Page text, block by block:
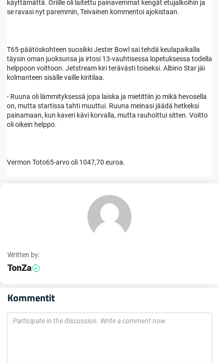
käyttämättä. Oriille oli laitettu painavemmat kengät etujalkoihin ja
se ravasi nyt paremmin, Teivainen kommentoi ajokistaan.
T65-päätöskohteen suosikki Jester Bowl sai tehdä keulapaikalla
täysin oman juoksunsa ja irtosi 13-vauhtisessa lopetuksessa todella
helppoon voittoon. Jetstream kiri terävästi toiseksi. Albino Star jäi
kolmanteen sisälle vaille kiritilaa.
- Ruuna oli lämmityksessä jopa laiska ja mietittiin jo mikä hevosella
on, mutta startissa tahti muuttui. Ruuna meinasi jäädä hetkeksi
painamaan, kun kaveri kävi korvalla, mutta rauhoittui sitten. Voitto
oli oikein helppo.
Vermon Toto65-arvo oli 1047,70 euroa.
Written by:
TonZa
Kommentit